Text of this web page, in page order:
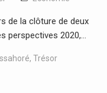
de la clôture de deux
perspectives 2020,…
, Trésor